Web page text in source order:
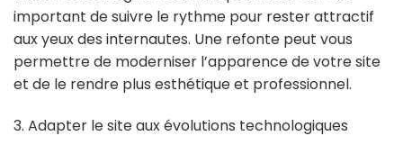
important de suivre le rythme pour rester attractif
aux yeux des internautes. Une refonte peut vous
permettre de moderniser l’apparence de votre site
et de le rendre plus esthétique et professionnel.
3. Adapter le site aux évolutions technologiques